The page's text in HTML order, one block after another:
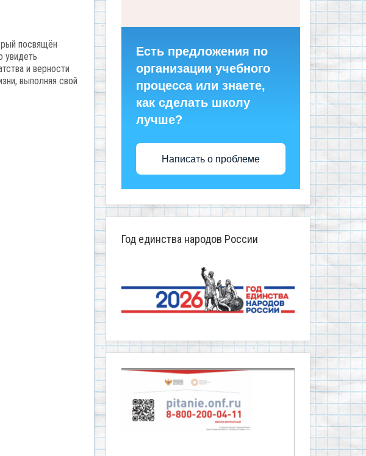
посвящён
увидеть
и верности
выполняя свой
Есть предложения по
организации учебного
процесса или знаете,
как сделать школу
лучше?
Написать о проблеме
Год единства народов России